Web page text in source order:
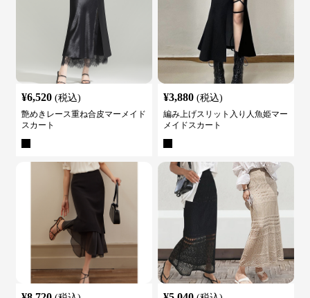
¥6,520 (税込)
艶めきレース重ね合皮マーメイド
スカート
¥3,880 (税込)
編み上げスリット入り人魚姫マー
メイドスカート